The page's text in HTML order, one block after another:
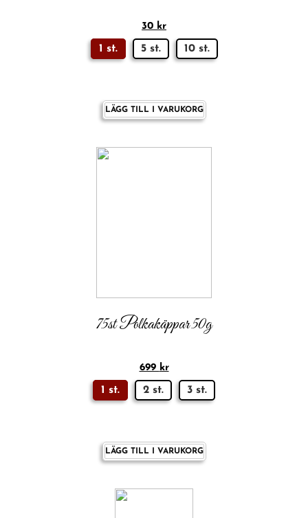
30 kr
1 st. 5 st. 10 st.
LÄGG TILL I VARUKORG
75st Polkakäppar 50g
699 kr
1 st. 2 st. 3 st.
LÄGG TILL I VARUKORG